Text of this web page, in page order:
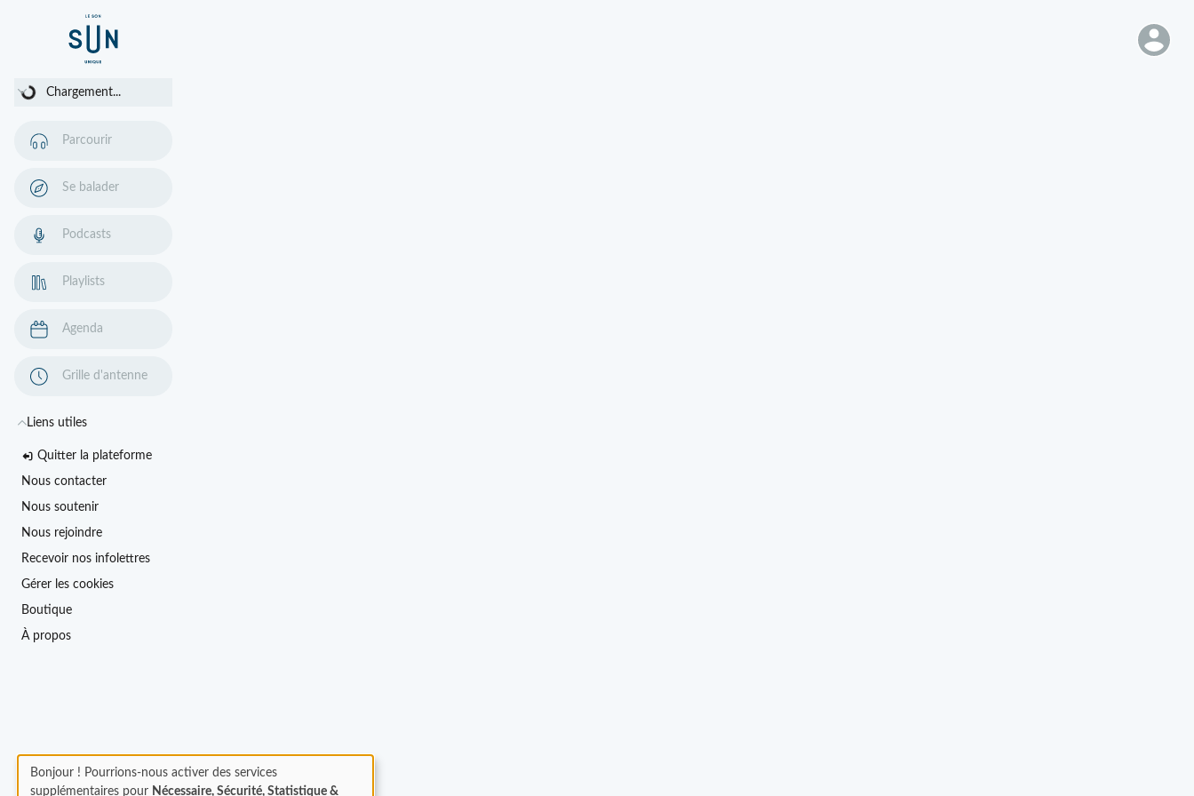
Chargement...
Chargement...
Parcourir
Se balader
Podcasts
Playlists
Agenda
Grille d'antenne
Liens utiles
Quitter la plateforme
Nous contacter
Nous soutenir
Nous rejoindre
Recevoir nos infolettres
Gérer les cookies
Boutique
À propos
Bonjour ! Pourrions-nous activer des services
supplémentaires pour Nécessaire, Sécurité, Statistique &